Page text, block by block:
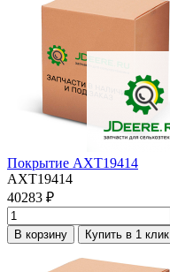
Покрытие AXT19414
AXT19414
40283 ₽
В корзину Купить в 1 клик